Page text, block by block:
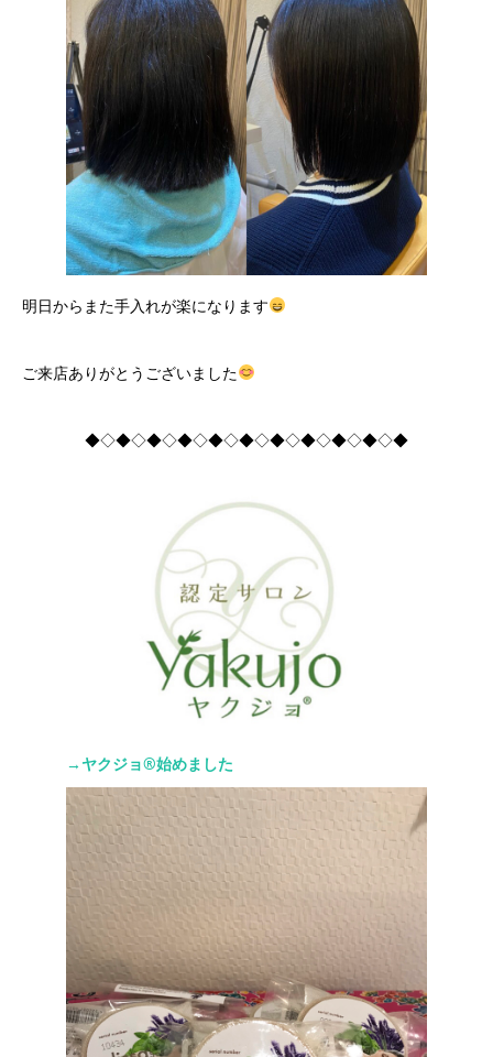
明日からまた手入れが楽になります
ご来店ありがとうございました
◆◇◆◇◆◇◆◇◆◇◆◇◆◇◆◇◆◇◆◇◆
→ヤクジョ®︎始めました